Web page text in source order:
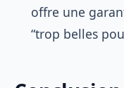
offre une
“trop belles